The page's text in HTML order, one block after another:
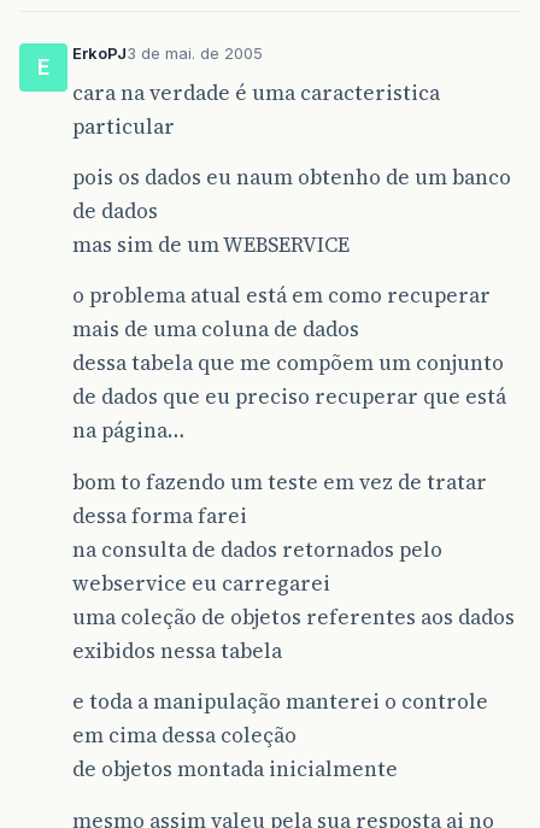
E
ErkoPJ3 de mai. de 2005
cara na verdade é uma caracteristica
particular
pois os dados eu naum obtenho de um banco
de dados
mas sim de um WEBSERVICE
o problema atual está em como recuperar
mais de uma coluna de dados
dessa tabela que me compõem um conjunto
de dados que eu preciso recuperar que está
na página…
bom to fazendo um teste em vez de tratar
dessa forma farei
na consulta de dados retornados pelo
webservice eu carregarei
uma coleção de objetos referentes aos dados
exibidos nessa tabela
e toda a manipulação manterei o controle
em cima dessa coleção
de objetos montada inicialmente
mesmo assim valeu pela sua resposta ai no